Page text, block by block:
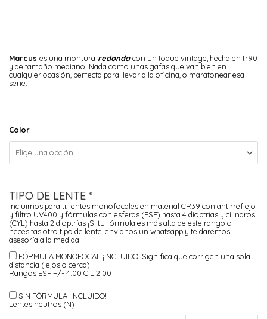
Marcus es una montura redondacon un toque vintage, hecha en tr90
y de tamaño mediano. Nada como unas gafas que van bien en
cualquier ocasión, perfecta para llevar a la oficina, o maratonear esa
serie.
Color
TIPO DE LENTE *
Incluimos para ti, lentes monofocales en material CR39 con antirreflejo
y filtro UV400 y fórmulas con esferas (ESF) hasta 4 dioptrías y cilindros
(CYL) hasta 2 dioptrías ¡Si tu fórmula es más alta de este rango o
necesitas otro tipo de lente, envíanos un whatsapp y te daremos
asesoría a la medida!
FÓRMULA MONOFOCAL ¡INCLUIDO! Significa que corrigen una sola
distancia (lejos o cerca).
Rangos ESF +/- 4.00 CIL 2.00
SIN FÓRMULA ¡INCLUIDO!
Lentes neutros (N)